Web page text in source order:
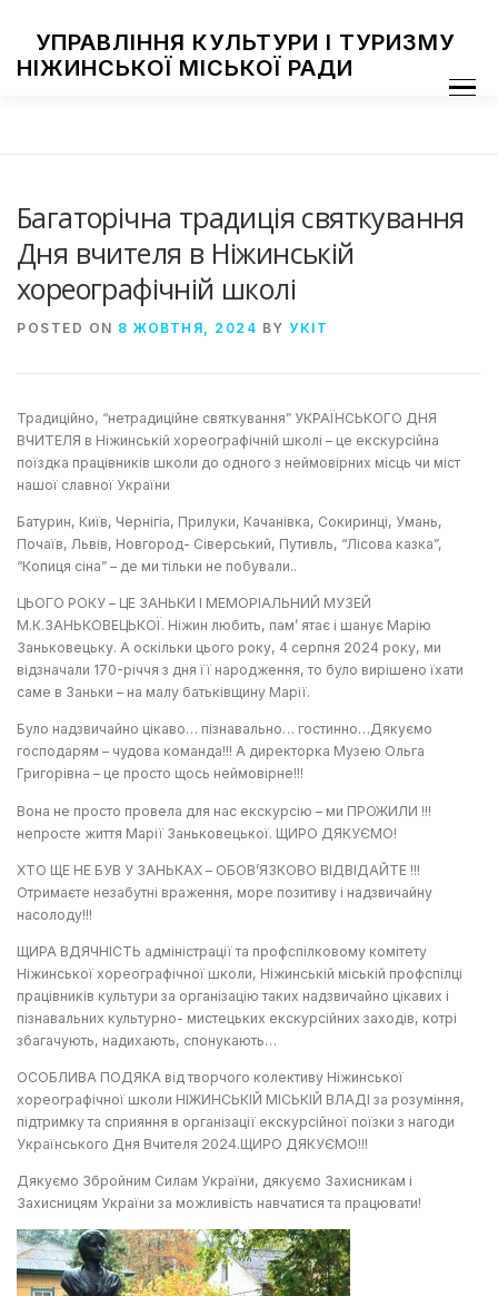
contentУПРАВЛІННЯ КУЛЬТУРИ І ТУРИЗМУ
НІЖИНСЬКОЇ МІСЬКОЇ РАДИ
Menu
Багаторічна традиція святкування
Дня вчителя в Ніжинській
хореографічній школі
POSTED ON 8 ЖОВТНЯ, 2024 BY УКІТ
Традиційно, “нетрадиційне святкування” УКРАЇНСЬКОГО ДНЯ
ВЧИТЕЛЯ в Ніжинській хореографічній школі – це екскурсійна
поїздка працівників школи до одного з неймовірних місць чи міст
нашої славної України
Батурин, Київ, Чернігіа, Прилуки, Качанівка, Сокиринці, Умань,
Почаїв, Львів, Новгород- Сіверський, Путивль, “Лісова казка”,
“Копиця сіна” – де ми тільки не побували..
ЦЬОГО РОКУ – ЦЕ ЗАНЬКИ І МЕМОРІАЛЬНИЙ МУЗЕЙ
М.К.ЗАНЬКОВЕЦЬКОЇ. Ніжин любить, пам’ ятає і шанує Марію
Заньковецьку. А оскільки цього року, 4 серпня 2024 року, ми
відзначали 170-річчя з дня її народження, то було вирішено їхати
саме в Заньки – на малу батьківщину Марії.
Було надзвичайно цікаво… пізнавально… гостинно…Дякуємо
господарям – чудова команда!!! А директорка Музею Ольга
Григорівна – це просто щось неймовірне!!!
Вона не просто провела для нас екскурсію – ми ПРОЖИЛИ !!!
непросте життя Марії Заньковецької. ЩИРО ДЯКУЄМО!
ХТО ЩЕ НЕ БУВ У ЗАНЬКАХ – ОБОВ’ЯЗКОВО ВІДВІДАЙТЕ !!!
Отримаєте незабутні враження, море позитиву і надзвичайну
насолоду!!!
ЩИРА ВДЯЧНІСТЬ адміністрації та профспілковому комітету
Ніжинської хореографічної школи, Ніжинській міській профспілці
працівників культури за організацію таких надзвичайно цікавих і
пізнавальних культурно- мистецьких екскурсійних заходів, котрі
збагачують, надихають, спонукають…
ОСОБЛИВА ПОДЯКА від творчого колективу Ніжинської
хореографічної школи НІЖИНСЬКІЙ МІСЬКІЙ ВЛАДІ за розуміння,
підтримку та сприяння в організації екскурсійної поїзки з нагоди
Українського Дня Вчителя 2024.ЩИРО ДЯКУЄМО!!!
Дякуємо Збройним Силам України, дякуємо Захисникам і
Захисницям України за можливість навчатися та працювати!